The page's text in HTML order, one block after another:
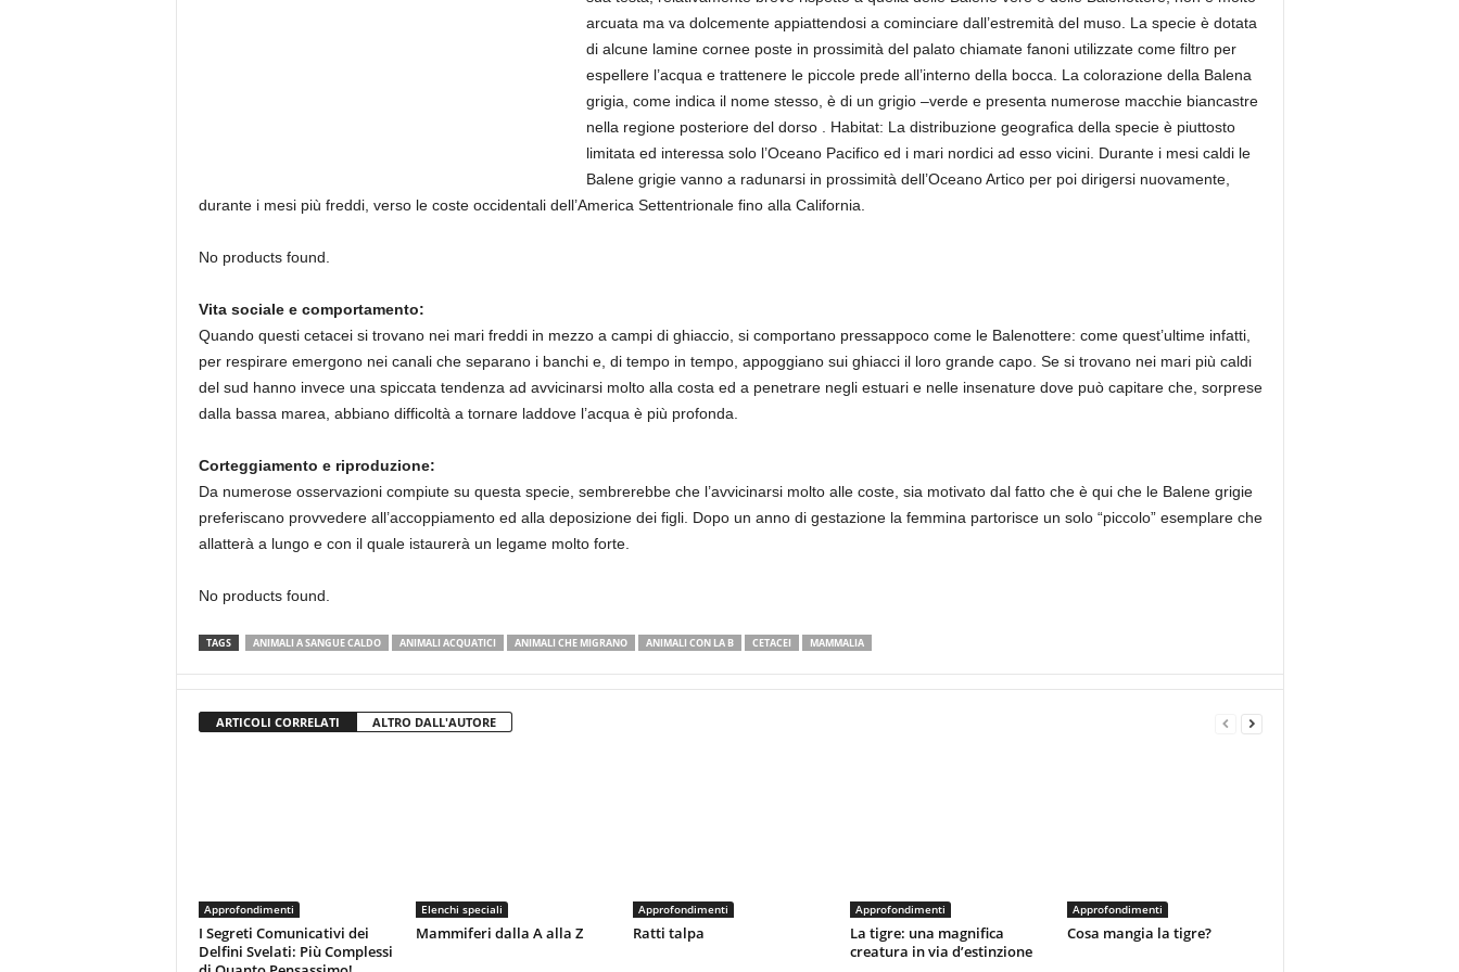
arcuata ma va dolcemente appiattendosi a cominciare dall’estremità del muso. La specie è dotata
di alcune lamine cornee poste in prossimità del palato chiamate fanoni utilizzate come filtro per
espellere l’acqua e trattenere le piccole prede all’interno della bocca. La colorazione della Balena
grigia, come indica il nome stesso, è di un grigio –verde e presenta numerose macchie biancastre
nella regione posteriore del dorso . Habitat: La distribuzione geografica della specie è piuttosto
limitata ed interessa solo l’Oceano Pacifico ed i mari nordici ad esso vicini. Durante i mesi caldi le
Balene grigie vanno a radunarsi in prossimità dell’Oceano Artico per poi dirigersi nuovamente,
durante i mesi più freddi, verso le coste occidentali dell’America Settentrionale fino alla California.
No products found.
Vita sociale e comportamento:
Quando questi cetacei si trovano nei mari freddi in mezzo a campi di ghiaccio, si comportano pressappoco come le Balenottere: come quest’ultime infatti,
per respirare emergono nei canali che separano i banchi e, di tempo in tempo, appoggiano sui ghiacci il loro grande capo. Se si trovano nei mari più caldi
del sud hanno invece una spiccata tendenza ad avvicinarsi molto alla costa ed a penetrare negli estuari e nelle insenature dove può capitare che, sorprese
dalla bassa marea, abbiano difficoltà a tornare laddove l’acqua è più profonda.
Corteggiamento e riproduzione:
Da numerose osservazioni compiute su questa specie, sembrerebbe che l’avvicinarsi molto alle coste, sia motivato dal fatto che è qui che le Balene grigie
preferiscano provvedere all’accoppiamento ed alla deposizione dei figli. Dopo un anno di gestazione la femmina partorisce un solo “piccolo” esemplare che
allatterà a lungo e con il quale istaurerà un legame molto forte.
No products found.
TAGS ANIMALI A SANGUE CALDO ANIMALI ACQUATICI ANIMALI CHE MIGRANO ANIMALI CON LA B CETACEI MAMMALIA
ARTICOLI CORRELATI ALTRO DALL'AUTORE
Approfondimenti
I Segreti Comunicativi dei
Delfini Svelati: Più Complessi
Elenchi speciali
Mammiferi dalla A alla Z
Approfondimenti
Ratti talpa
Approfondimenti
La tigre: una magnifica
creatura in via d’estinzione
Approfondimenti
Cosa mangia la tigre?